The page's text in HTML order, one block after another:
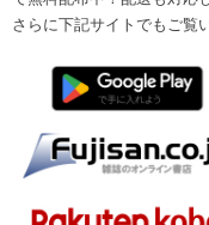
さらに下記サイトでもご覧